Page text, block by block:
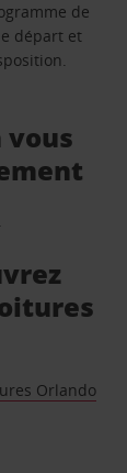
de
départ et
Orlando